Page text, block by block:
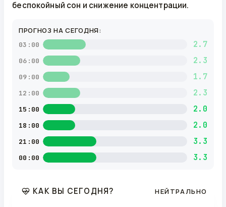
беспокойный сон и снижение концентрации.
ПРОГНОЗ НА СЕГОДНЯ:
03:00 2.7
06:00 2.3
09:00 1.7
12:00 2.3
15:00 2.0
18:00 2.0
21:00 3.3
00:00 3.3
КАК ВЫ СЕГОДНЯ? НЕЙТРАЛЬНО